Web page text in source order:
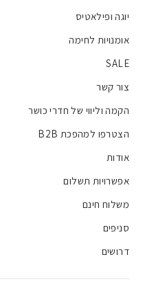
יוגה ופילאטיס
אומנויות לחימה
SALE
צור קשר
הקמה וליווי של חדרי כושר
הצטרפו למהפכת B2B
אודות
אפשרויות תשלום
משלוח חינם
סניפים
דרושים